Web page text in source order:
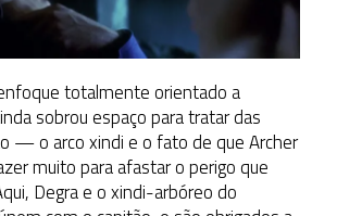
totalmente orientado a
sobrou espaço para tratar das
— o arco xindi e o fato de que Archer
muito para afastar o perigo que
Degra e o xindi-arbóreo do